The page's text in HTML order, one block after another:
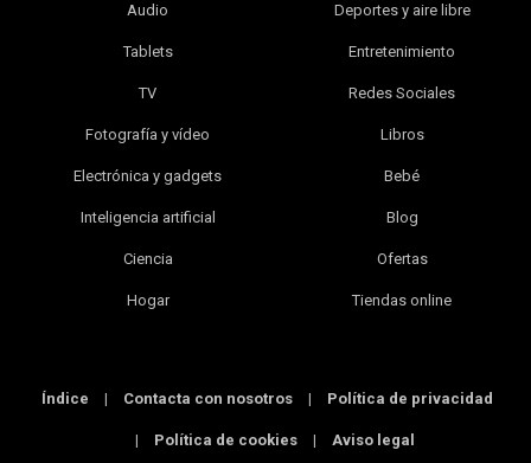
Audio
Tablets
TV
Fotografía y vídeo
Electrónica y gadgets
Inteligencia artificial
Ciencia
Hogar
Deportes y aire libre
Entretenimiento
Redes Sociales
Libros
Bebé
Blog
Ofertas
Tiendas online
Índice | Contacta con nosotros | Política de privacidad
| Política de cookies | Aviso legal